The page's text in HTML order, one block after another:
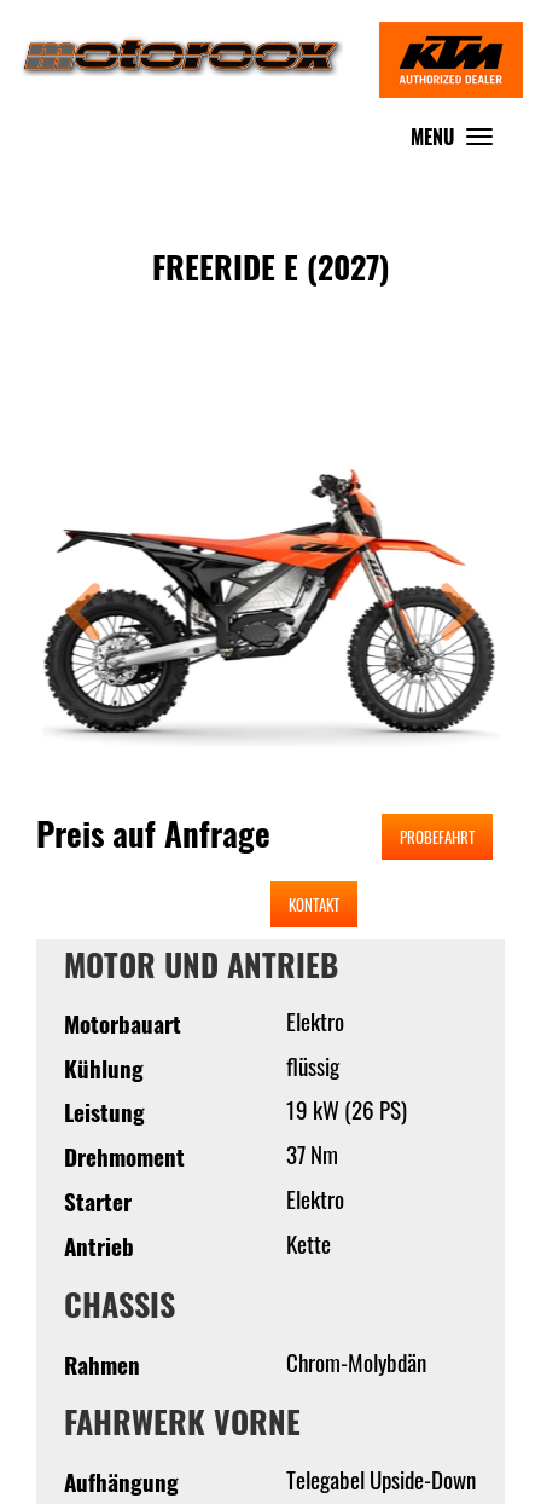
MENU
Toggle
FREERIDE E (2027)
Preis auf Anfrage PROBEFAHRT
KONTAKT
MOTOR UND ANTRIEB
Motorbauart
Elektro
Kühlung
flüssig
Leistung
19 kW (26 PS)
Drehmoment
37 Nm
Starter
Elektro
Antrieb
Kette
CHASSIS
Rahmen Chrom-Molybdän
FAHRWERK VORNE
Aufhängung
Telegabel Upside-Down